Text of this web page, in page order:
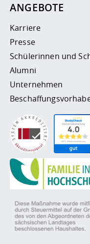
ANGEBOTE
Karriere
Presse
Schülerinnen und
Alumni
Unternehmen